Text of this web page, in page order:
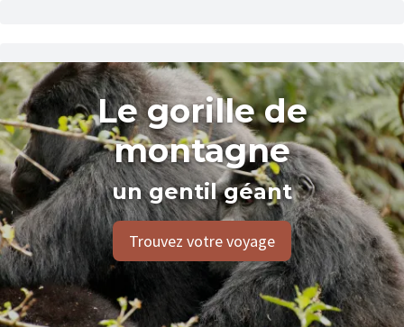
Le gorille de
montagne
un gentil géant
Trouvez votre voyage